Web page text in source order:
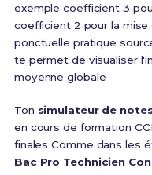
exemple coefficient 3
coefficient 2 pour la
ponctuelle pratique
te permet de visualiser
moyenne globale
Ton simulateur de
en cours de formation
finales Comme dans les
Bac Pro Technicien